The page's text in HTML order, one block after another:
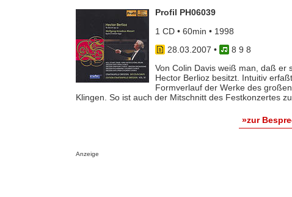
Profil PH06039
1 CD • 60min • 1998
28.03.2007 •
8 9 8
Von Colin Davis weiß man, daß er
Hector Berlioz besitzt. Intuitiv
Formverlauf der Werke des
Klingen. So ist auch der Mitschnitt des Festkonzertes
»zur
Anzeige